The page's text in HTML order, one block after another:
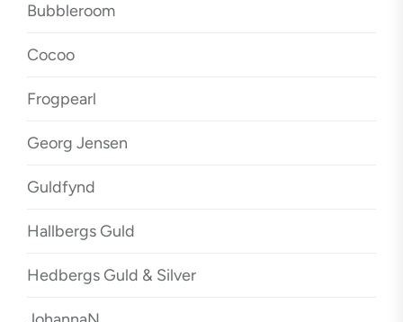
Bubbleroom
Cocoo
Frogpearl
Georg Jensen
Guldfynd
Hallbergs Guld
Hedbergs Guld & Silver